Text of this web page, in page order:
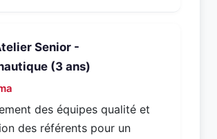
Senior -
(3 ans)
des équipes qualité et
des référents pour un